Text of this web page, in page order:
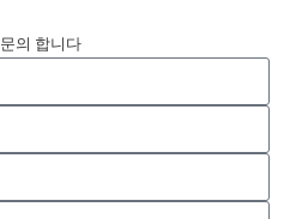
문의 합니다